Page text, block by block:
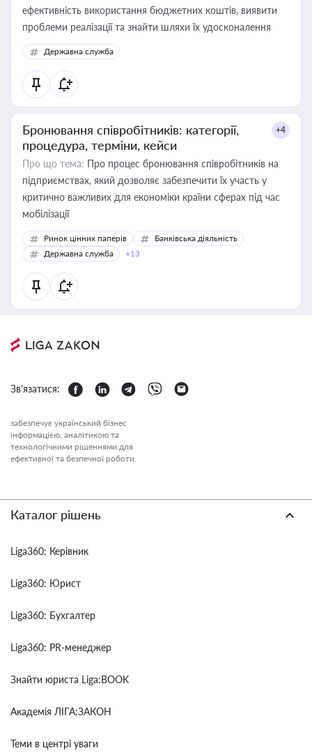
ефективність використання бюджетних коштів, виявити
проблеми реалізації та знайти шляхи їх удосконалення
Державна служба
Бронювання співробітників: категорії,
процедура, терміни, кейси
+4
Про що тема: Про процес бронювання співробітників на
підприємствах, який дозволяє забезпечити їх участь у
критично важливих для економіки країни сферах під час
мобілізації
Ринок цінних паперів
Банківська діяльність
Державна служба
+13
Зв'язатися:
забезпечує український бізнес
інформацією, аналітикою та
технологічними рішеннями для
ефективної та безпечної роботи.
Каталог рішень
Liga360: Керівник
Liga360: Юрист
Liga360: Бухгалтер
Liga360: PR-менеджер
Знайти юриста Liga:BOOK
Академія ЛІГА:ЗАКОН
Теми в центрі уваги